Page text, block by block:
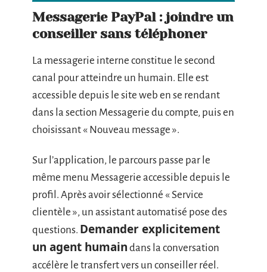
Messagerie PayPal : joindre un
conseiller sans téléphoner
La messagerie interne constitue le second
canal pour atteindre un humain. Elle est
accessible depuis le site web en se rendant
dans la section Messagerie du compte, puis en
choisissant « Nouveau message ».
Sur l’application, le parcours passe par le
même menu Messagerie accessible depuis le
profil. Après avoir sélectionné « Service
clientèle », un assistant automatisé pose des
questions. Demander explicitement
un agent humain dans la conversation
accélère le transfert vers un conseiller réel.